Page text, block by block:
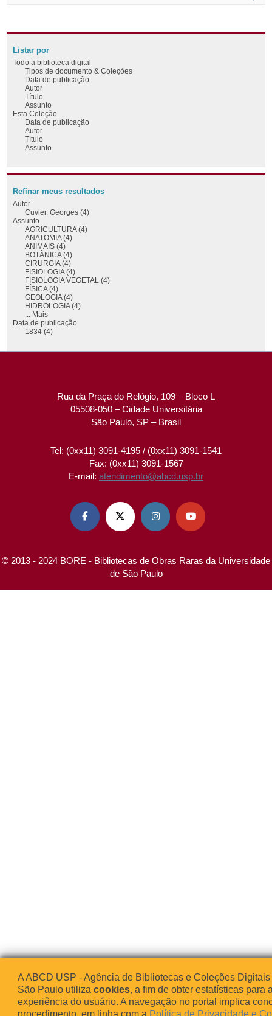
Listar por
Todo a biblioteca digital
Tipos de documento & Coleções
Data de publicação
Autor
Título
Assunto
Esta Coleção
Data de publicação
Autor
Título
Assunto
Refinar meus resultados
Autor
Cuvier, Georges (4)
Assunto
AGRICULTURA (4)
ANATOMIA (4)
ANIMAIS (4)
BOTÂNICA (4)
CIRURGIA (4)
FISIOLOGIA (4)
FISIOLOGIA VEGETAL (4)
FÍSICA (4)
GEOLOGIA (4)
HIDROLOGIA (4)
... Mais
Data de publicação
1834 (4)
Rua da Praça do Relógio, 109 – Bloco L
05508-050 – Cidade Universitária
São Paulo, SP – Brasil
Tel: (0xx11) 3091-4195 / (0xx11) 3091-1541
Fax: (0xx11) 3091-1567
E-mail: atendimento@abcd.usp.br
   
© 2013 - 2024 BORE - Bibliotecas de Obras Raras da Universidade
de São Paulo
A ABCD USP - Agência de Bibliotecas e Coleções
São Paulo utiliza cookies, a fim de obter estatísticas para
experiência do usuário. A navegação no portal implica
procedimento, em linha com a Política de Privacidade e